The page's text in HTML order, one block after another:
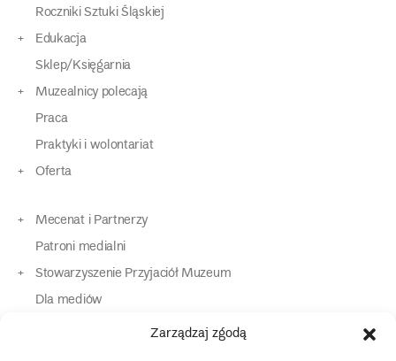
Zarządzaj zgodą
Roczniki Sztuki Śląskiej
Edukacja
Sklep/Księgarnia
Muzealnicy polecają
Praca
Praktyki i wolontariat
Oferta
Mecenat i Partnerzy
Patroni medialni
Stowarzyszenie Przyjaciół Muzeum
Dla mediów
Dla osób o specjalnych potrzebach